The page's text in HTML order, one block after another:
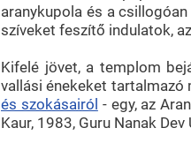
aranykupola és a
szíveket feszítő indulatok,
Kifelé jövet, a templom
vallási énekeket
és szokásairól - egy, az
Kaur, 1983, Guru Nanak